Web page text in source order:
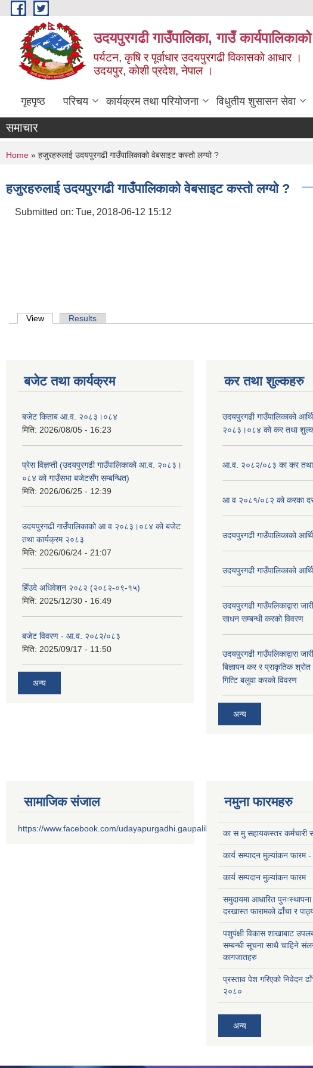
Skip to main content
उदयपुरगढी गाउँपालिका, गाउँ
पर्यटन, कृषि र पूर्वाधार उदयपुरगढी विकासकाे आधार ।
उदयपुर, काेशी प्रदेश, नेपाल ।
गृहपृष्ठ परिचय कार्यक्रम तथा परियोजना विधुतीय शुसासन सेवा
समाचार
You are here
Home » हजुरहरुलाई उदयपुरगढी गाउँपालिकाको वेबसाइट कस्तो लग्यो ?
हजुरहरुलाई उदयपुरगढी गाउँपालिकाको वेबसाइट कस्तो लग्यो ?
Submitted on: Tue, 2018-06-12 15:12
Primary tabs
View (active tab)
Results
बजेट तथा कार्यक्रम
बजेट किताब आ.व. २०८३।०८४
मिति: 2026/08/05 - 16:23
प्रेस विज्ञप्ती (उदयपुरगढी गाउँपालिकाको आ.व. २०८३।
०८४ को गाउँसभा बजेटसँग सम्बन्धित)
मिति: 2026/06/25 - 12:39
उदयपुरगढी गाउँपालिकाको आ व २०८३।०८४ को बजेट
तथा कार्यक्रम २०८३
मिति: 2026/06/24 - 21:07
हिँउदे अधिवेशन २०८२ (२०८२-०९-१५)
मिति: 2025/12/30 - 16:49
बजेट विवरण - आ.व. २०८२/०८३
मिति: 2025/09/17 - 11:50
अन्य
कर तथा शुल्कहरु
उदयपुरगढी गाउँपालिकाको
२०८३।०८४ को कर तथा
आ.व. २०८२/०८३ का कर
आ व २०८१/०८२ को करका
उदयपुरगढी गाउँपालिकाको
उदयपुरगढी गाउँपालिकाको
उदयपुरगढी गाउँपलिकाद्वारा
साधन सम्बन्धी करको विवरण
उदयपुरगढी गाउँपलिकाद्वारा
बिज्ञापन कर र प्राकृतिक
गित्टि बलुवा करको विवरण
अन्य
सामाजिक संजाल
https://www.facebook.com/udayapurgadhi.gaupalika
नमुना फारमहरु
का स मु सहायकस्तर कर्मचारी
कार्य सम्पादन मुल्यांकन फारम -
कार्य सम्पदान मुल्यांकन फारम
समुदायमा आधारित
दरखास्त फारामको ढाँचा र
पशुपंक्षी विकास शाखाबाट
सम्बन्धी सूचना साथै चाहिने
कागजातहरु
प्रस्ताव पेश गरिएको निवेदन
२०८०
अन्य